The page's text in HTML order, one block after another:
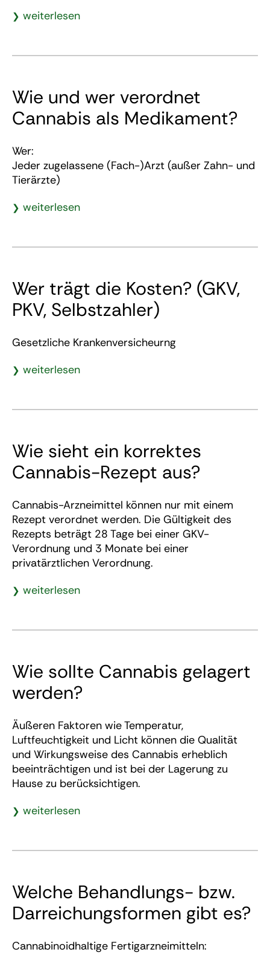
weiterlesen
Wie und wer verordnet
Cannabis als Medikament?
Wer:
Jeder zugelassene (Fach-)Arzt (außer Zahn- und
Tierärzte)
weiterlesen
Wer trägt die Kosten? (GKV,
PKV, Selbstzahler)
Gesetzliche Krankenversicheurng
weiterlesen
Wie sieht ein korrektes
Cannabis-Rezept aus?
Cannabis-Arzneimittel können nur mit einem
Rezept verordnet werden. Die Gültigkeit des
Rezepts beträgt 28 Tage bei einer GKV-
Verordnung und 3 Monate bei einer
privatärztlichen Verordnung.
weiterlesen
Wie sollte Cannabis gelagert
werden?
Äußeren Faktoren wie Temperatur,
Luftfeuchtigkeit und Licht können die Qualität
und Wirkungsweise des Cannabis erheblich
beeinträchtigen und ist bei der Lagerung zu
Hause zu berücksichtigen.
weiterlesen
Welche Behandlungs- bzw.
Darreichungsformen gibt es?
Cannabinoidhaltige Fertigarzneimitteln: